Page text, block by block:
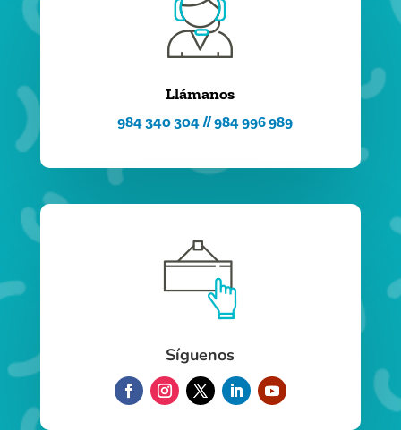
Llámanos
984 340 304 // 984 996 989
Síguenos